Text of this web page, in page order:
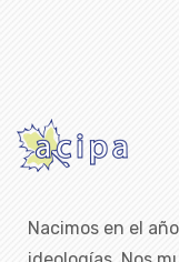
Nacimos en el